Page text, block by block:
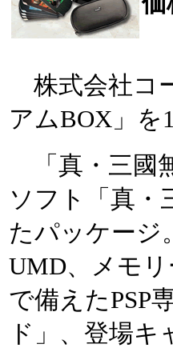
株式会社コ
アムBOX」を
「真・三國
ソフト「真・
たパッケージ
UMD、メモ
で備えたPSP
ド」、登場